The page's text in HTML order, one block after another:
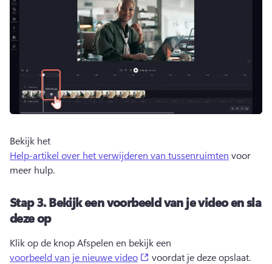
Bekijk het
Help-artikel over het verwijderen van tussenruimten voor
meer hulp.
Stap 3.Bekijk een voorbeeld van je video en sla
deze op
Klik op de knop Afspelen en bekijk een
voorbeeld van je nieuwe video
(opens in a new tab)